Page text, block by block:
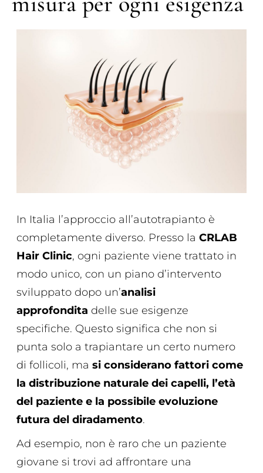
In Italia l’approccio all’autotrapianto è
completamente diverso. Presso laCRLAB
Hair Clinic, ogni paziente viene trattato in
modo unico, con un piano d’intervento
sviluppato dopo un’analisi
approfondita delle sue esigenze
specifiche. Questo significa che non si
punta solo a trapiantare un certo numero
di follicoli, masi considerano fattori come
la distribuzione naturale dei capelli, l’età
del paziente e la possibile evoluzione
futura del diradamento.
Ad esempio, non è raro che un paziente
giovane si trovi ad affrontare una